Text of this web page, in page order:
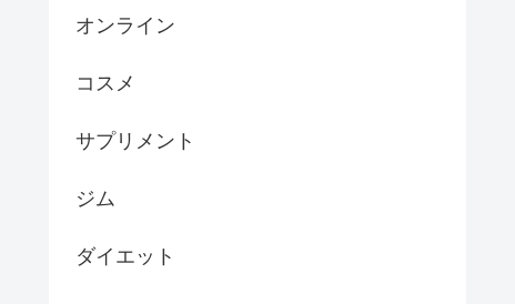
オンライン
コスメ
サプリメント
ジム
ダイエット